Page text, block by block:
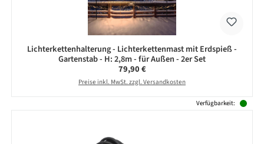
Lichterkettenhalterung - Lichterkettenmast mit Erdspieß -
Gartenstab - H: 2,8m - für Außen - 2er Set
Regulärer Preis:
79,90 €
Preise inkl. MwSt. zzgl. Versandkosten
Verfügbarkeit: